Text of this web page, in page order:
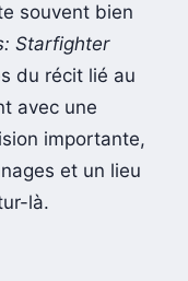
souvent bien
Starfighter
du récit lié au
avec une
importante,
et un lieu
là.